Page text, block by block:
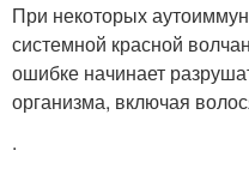
При некоторых
системной красной
ошибке начинает
организма, включая
.